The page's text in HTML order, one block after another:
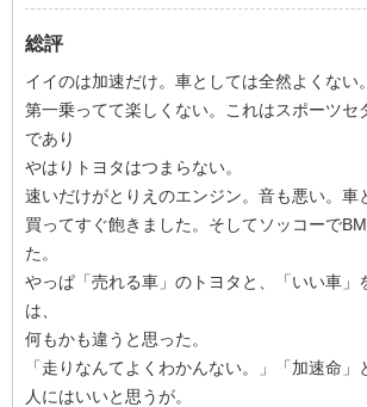
総評
イイのは加速だけ。車としては全然よくない。
第一乗ってて楽しくない。これはスポーツセ
であり
やはりトヨタはつまらない。
速いだけがとりえのエンジン。音も悪い。車
買ってすぐ飽きました。そしてソッコーで
た。
やっぱ「売れる車」のトヨタと、「いい車」
は、
何もかも違うと思った。
「走りなんてよくわかんない。」「加速命」
人にはいいと思うが。